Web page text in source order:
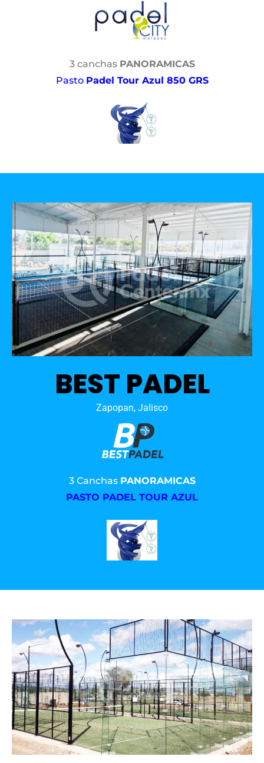
3 canchas PANORAMICAS
Pasto Padel Tour Azul 850 GRS
BEST PADEL
Zapopan, Jalisco
3 Canchas PANORAMICAS
PASTO PADEL TOUR AZUL